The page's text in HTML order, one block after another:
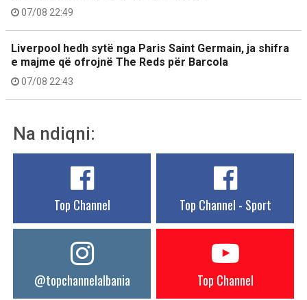
07/08 22:49
Liverpool hedh sytë nga Paris Saint Germain, ja shifra
e majme që ofrojnë The Reds për Barcola
07/08 22:43
Na ndiqni:
Top Channel Top Channel - Sport
@topchannelalbania Top Channel